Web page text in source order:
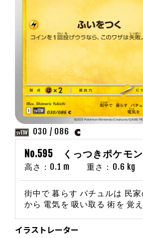
030 / 086
No.595 くっつきポケモン
高さ：0.1 m 重さ：0.6 kg
街中で 暮らす バチュルは 民家
から 電気を 吸い取る 術を 覚え
イラストレーター